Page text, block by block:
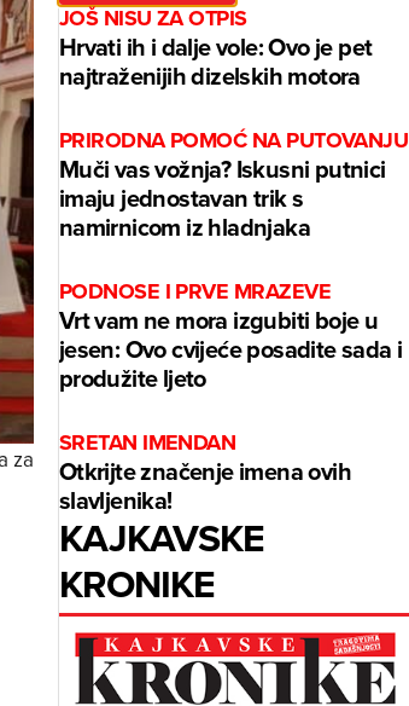
za
JOŠ NISU ZA OTPIS
Hrvati ih i dalje vole: Ovo je pet
najtraženijih dizelskih motora
PRIRODNA POMOĆ NA PUTOVANJU
Muči vas vožnja? Iskusni putnici
imaju jednostavan trik s
namirnicom iz hladnjaka
PODNOSE I PRVE MRAZEVE
Vrt vam ne mora izgubiti boje u
jesen: Ovo cvijeće posadite sada i
produžite ljeto
SRETAN IMENDAN
Otkrijte značenje imena ovih
slavljenika!
KAJKAVSKE
KRONIKE